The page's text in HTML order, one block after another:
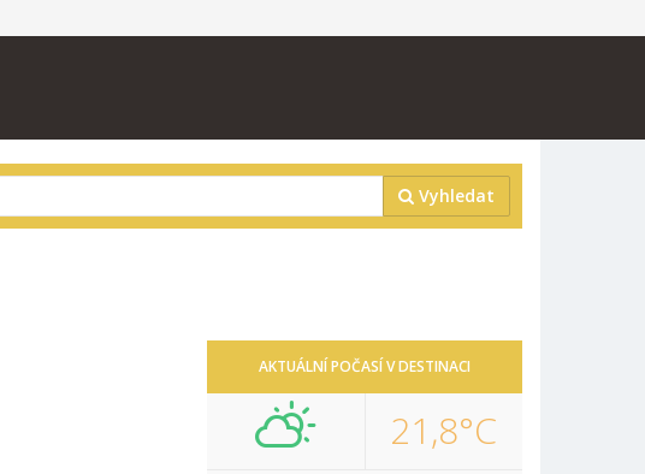
Vyhledat
AKTUÁLNÍ POČASÍ V DESTINACI
21,8°C